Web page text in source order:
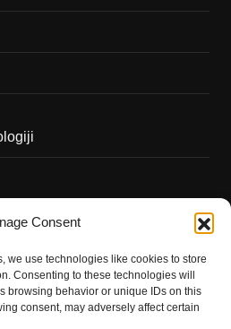
Consent
we use technologies like cookies to store
Consenting to these technologies will
browsing behavior or unique IDs on this
consent, may adversely affect certain